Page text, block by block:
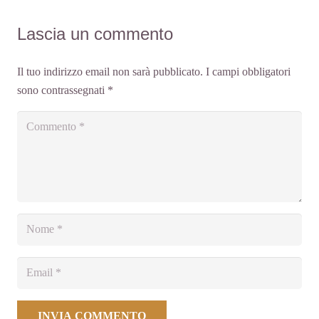
Lascia un commento
Il tuo indirizzo email non sarà pubblicato. I campi obbligatori
sono contrassegnati *
INVIA COMMENTO